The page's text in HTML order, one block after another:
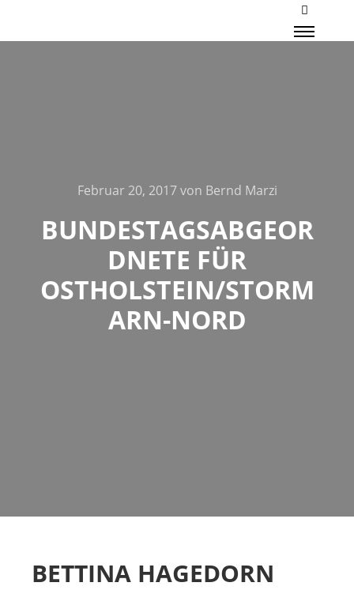
Mehr
Februar 20, 2017von Bernd Marzi
BUNDESTAGSABGEOR
DNETE FÜR
OSTHOLSTEIN/STORM
ARN-NORD
BETTINA HAGEDORN